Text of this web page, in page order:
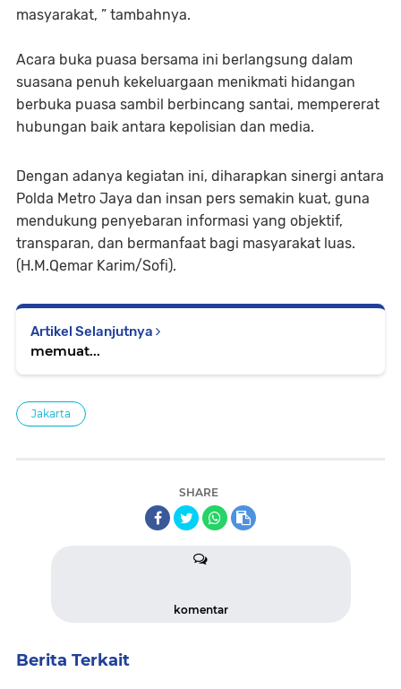
masyarakat, ” tambahnya.
Acara buka puasa bersama ini berlangsung dalam
suasana penuh kekeluargaan menikmati hidangan
berbuka puasa sambil berbincang santai, mempererat
hubungan baik antara kepolisian dan media.
Dengan adanya kegiatan ini, diharapkan sinergi antara
Polda Metro Jaya dan insan pers semakin kuat, guna
mendukung penyebaran informasi yang objektif,
transparan, dan bermanfaat bagi masyarakat luas.
(H.M.Qemar Karim/Sofi).
Artikel Selanjutnya
memuat...
Jakarta
SHARE
komentar
Berita Terkait